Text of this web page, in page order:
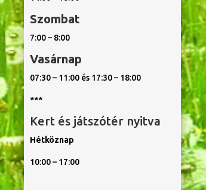
Szombat
7:00 – 8:00
Vasárnap
07:30 – 11:00 és 17:30 – 18:00
***
Kert és játszótér nyitva
Hétköznap
10:00 – 17:00